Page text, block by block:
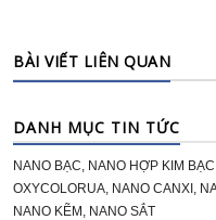
BÀI VIẾT LIÊN QUAN
DANH MỤC TIN TỨC
NANO BẠC, NANO HỢP KIM
OXYCOLORUA, NANO CANXI,
NANO KẼM, NANO SẮT